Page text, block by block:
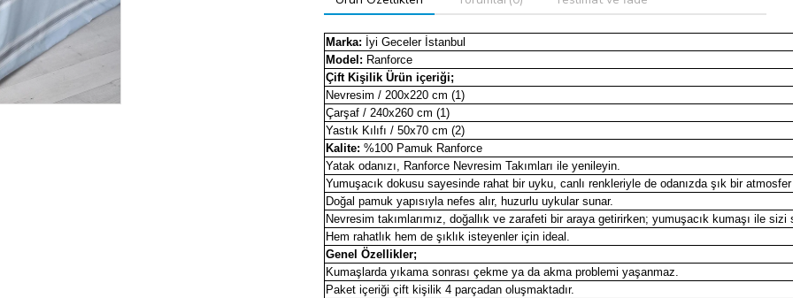
Marka: İyi Geceler İstanbul
Model: Ranforce
Çift Kişilik Ürün içeriği;
Nevresim / 200x220 cm (1)
Çarşaf / 240x260 cm (1)
Yastık Kılıfı / 50x70 cm (2)
Kalite: %100 Pamuk Ranforce
Yatak odanızı, Ranforce Nevresim Takımları ile yenileyin.
Yumuşacık dokusu sayesinde rahat bir uyku, canlı renkleriyle de odanızda şık bir atmosfer
Doğal pamuk yapısıyla nefes alır, huzurlu uykular sunar.
Nevresim takımlarımız, doğallık ve zarafeti bir araya getirirken; yumuşacık kumaşı ile
Hem rahatlık hem de şıklık isteyenler için ideal.
Genel Özellikler;
Kumaşlarda yıkama sonrası çekme ya da akma problemi yaşanmaz.
Paket içeriği çift kişilik 4 parçadan oluşmaktadır.